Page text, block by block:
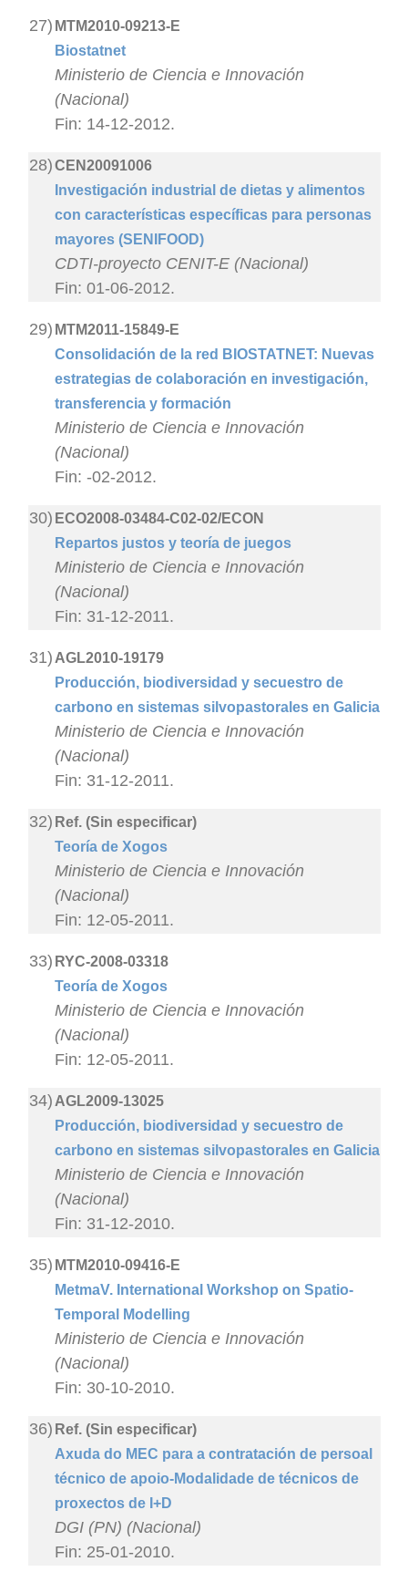
27) MTM2010-09213-E
Biostatnet
Ministerio de Ciencia e Innovación
(Nacional)
Fin: 14-12-2012.
28)CEN20091006
Investigación industrial de dietas y alimentos
con características específicas para personas
mayores (SENIFOOD)
CDTI-proyecto CENIT-E (Nacional)
Fin: 01-06-2012.
29) MTM2011-15849-E
Consolidación de la red BIOSTATNET: Nuevas
estrategias de colaboración en investigación,
transferencia y formación
Ministerio de Ciencia e Innovación
(Nacional)
Fin: -02-2012.
30) ECO2008-03484-C02-02/ECON
Repartos justos y teoría de juegos
Ministerio de Ciencia e Innovación
(Nacional)
Fin: 31-12-2011.
31) AGL2010-19179
Producción, biodiversidad y secuestro de
carbono en sistemas silvopastorales en Galicia
Ministerio de Ciencia e Innovación
(Nacional)
Fin: 31-12-2011.
32) Ref. (Sin especificar)
Teoría de Xogos
Ministerio de Ciencia e Innovación
(Nacional)
Fin: 12-05-2011.
33) RYC-2008-03318
Teoría de Xogos
Ministerio de Ciencia e Innovación
(Nacional)
Fin: 12-05-2011.
34) AGL2009-13025
Producción, biodiversidad y secuestro de
carbono en sistemas silvopastorales en Galicia
Ministerio de Ciencia e Innovación
(Nacional)
Fin: 31-12-2010.
35) MTM2010-09416-E
MetmaV. International Workshop on Spatio-
Temporal Modelling
Ministerio de Ciencia e Innovación
(Nacional)
Fin: 30-10-2010.
36) Ref. (Sin especificar)
Axuda do MEC para a contratación de persoal
técnico de apoio-Modalidade de técnicos de
proxectos de I+D
DGI (PN) (Nacional)
Fin: 25-01-2010.